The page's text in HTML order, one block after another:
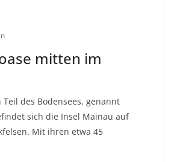
mitten im
des Bodensees, genannt
sich die Insel Mainau auf
Mit ihren etwa 45